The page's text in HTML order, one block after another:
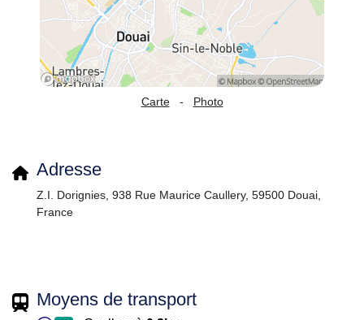
Carte - Photo
Adresse
Z.I. Dorignies, 938 Rue Maurice Caullery, 59500 Douai,
France
Moyens de transport